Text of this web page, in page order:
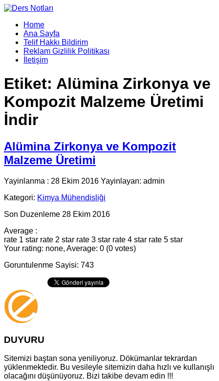
Home
Ana Sayfa
Telif Hakkı Bildirim
Reklam Gizlilik Politikası
İletişim
Etiket: Alümina Zirkonya ve
Kompozit Malzeme Üretimi
İndir
Alümina Zirkonya ve Kompozit
Malzeme Üretimi
Yayinlanma : 28 Ekim 2016 Yayinlayan: admin
Kategori: Kimya Mühendisliği
Son Duzenleme 28 Ekim 2016
Average :
rate 1 star rate 2 star rate 3 star rate 4 star rate 5 star
Your rating: none, Average: 0 (0 votes)
Goruntulenme Sayisi: 743
DUYURU
Sitemizi baştan sona yeniliyoruz. Dökümanlar tekrardan
yüklenmektedir. Bu vesileyle sitemizin daha hızlı ve kullanışlı
olacağını düşünüyoruz. Bizi takibe devam edin !!!